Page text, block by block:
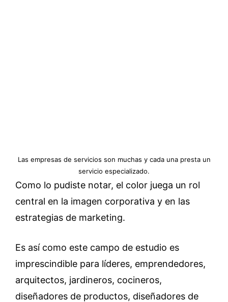
Las empresas de servicios son muchas y cada una presta un
servicio especializado.
Como lo pudiste notar, el color juega un rol
central en la imagen corporativa y en las
estrategias de marketing.
Es así como este campo de estudio es
imprescindible para líderes, emprendedores,
arquitectos, jardineros, cocineros,
diseñadores de productos, diseñadores de